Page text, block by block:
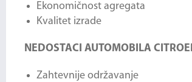
Ekonomičnost agregata
Kvalitet izrade
NEDOSTACI AUTOMOBILA
Zahtevnije održavanje